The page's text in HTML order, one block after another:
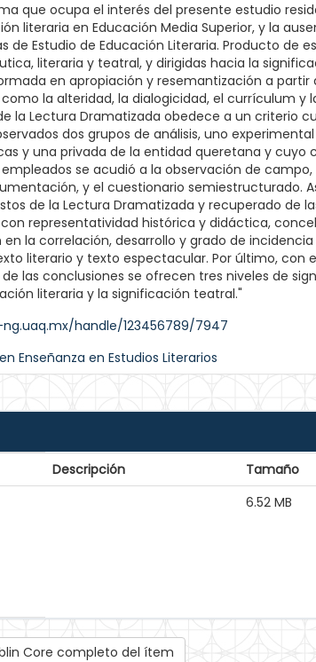
que ocupa el interés del presente estudio
literaria en Educación Media Superior, y la
de Estudio de Educación Literaria. Producto
literaria y teatral, y dirigidas hacia la
en apropiación y resemantización a
la alteridad, la dialogicidad, el currículum
la Lectura Dramatizada obedece a un criterio
dos grupos de análisis, uno
y una privada de la entidad queretana y
se acudió a la observación de
y el cuestionario semiestructurado.
de la Lectura Dramatizada y recuperado de
representatividad histórica y didáctica,
en la correlación, desarrollo y grado de
literario y texto espectacular. Por último,
las conclusiones se ofrecen tres niveles de
literaria y la significación teatral."
handle/123456789/7947
Enseñanza en Estudios Literarios
Descripción Tamaño
6.52 MB
Core completo del ítem